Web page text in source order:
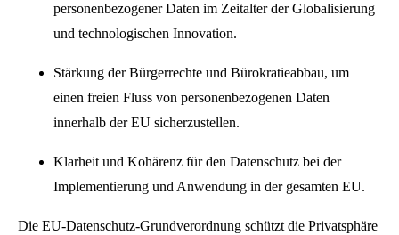
personenbezogener Daten im Zeitalter der Globalisierung
und technologischen Innovation.
Stärkung der Bürgerrechte und Bürokratieabbau, um
einen freien Fluss von personenbezogenen Daten
innerhalb der EU sicherzustellen.
Klarheit und Kohärenz für den Datenschutz bei der
Implementierung und Anwendung in der gesamten EU.
Die EU-Datenschutz-Grundverordnung schützt die Privatsphäre